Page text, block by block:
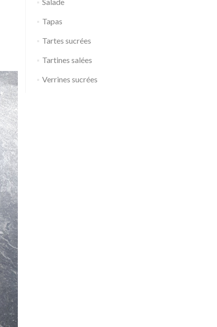
Tapas
Tartes sucrées
Tartines salées
Verrines sucrées